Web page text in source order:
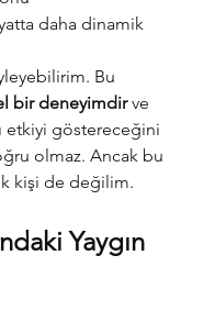
daha dinamik
Bu
bir deneyimdir ve
etkiyi göstereceğini
olmaz. Ancak bu
kişi de değilim.
Yaygın